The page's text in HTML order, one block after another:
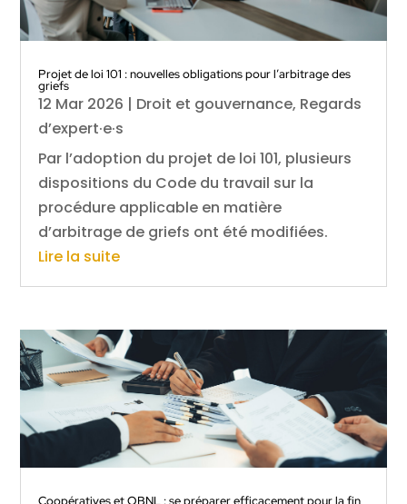
Projet de loi 101 : nouvelles obligations pour l’arbitrage des
griefs
12 Mar 2026 | Droit et gouvernance, Regards
d’expert·e·s
Par l’adoption du projet de loi 101, plusieurs
dispositions du Code du travail sur la
procédure applicable en matière
d’arbitrage de griefs ont été modifiées.
Lire la suite